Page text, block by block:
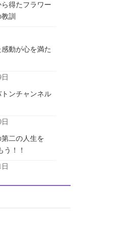
得たフラワー
訓
動が心を満た
ンチャンネル
二の人生を
う！！